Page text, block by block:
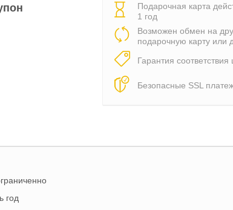
Подарочная карта
1 год
Возможен обмен на
подарочную карту или
Гарантия соответствия
Безопасные SSL
год